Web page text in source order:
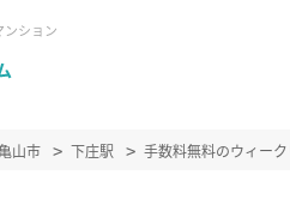
ンション
亀山市 下庄駅 手数料無料のウィー